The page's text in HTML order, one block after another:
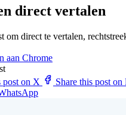
direct vertalen
om direct te vertalen,
aan Chrome
post on X
Share this post on